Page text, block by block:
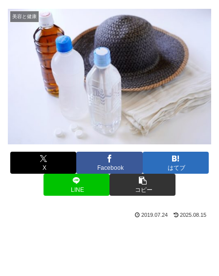
美容と健康
X Facebook はてブ
LINE コピー
2019.07.24 2025.08.15